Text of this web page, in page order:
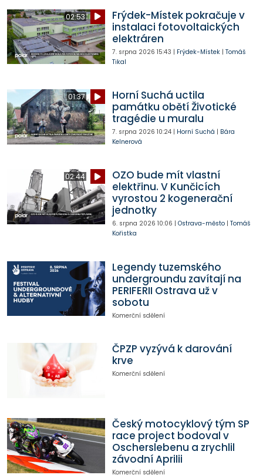
02:53
Frýdek-Místek pokračuje v
instalaci fotovoltaických
elektráren
7. srpna 2026 15:43 | Frýdek-Místek| Tomáš
Tikal
01:37
Horní Suchá uctila
památku obětí Životické
tragédie u muralu
7. srpna 2026 10:24| Horní Suchá | Bára
Kelnerová
02:44
OZO bude mít vlastní
elektřinu. V Kunčicích
vyrostou 2 kogenerační
jednotky
6. srpna 2026 10:06 | Ostrava-město| Tomáš
Kořistka
Legendy tuzemského
undergroundu zavítají na
PERIFERII Ostrava už v
sobotu
Komerční sdělení
ČPZP vyzývá k darování
krve
Komerční sdělení
Český motocyklový tým SP
race project bodoval v
Oscherslebenu a zrychlil
závodní Aprilii
Komerční sdělení